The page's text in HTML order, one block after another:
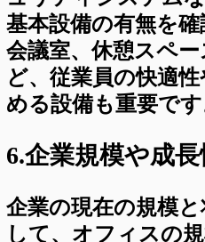
基本設備の有無を確
会議室、休憩スペ
ど、従業員の快適
める設備も重要です
6.企業規模や成
企業の現在の規模
して、オフィスの